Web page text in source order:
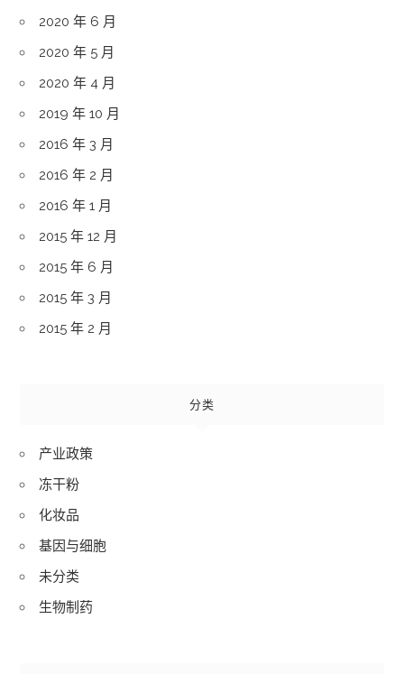
2020 年 6 月
2020 年 5 月
2020 年 4 月
2019 年 10 月
2016 年 3 月
2016 年 2 月
2016 年 1 月
2015 年 12 月
2015 年 6 月
2015 年 3 月
2015 年 2 月
分类
产业政策
冻干粉
化妆品
基因与细胞
未分类
生物制药